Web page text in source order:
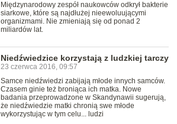
Międzynarodowy zespół naukowców odkrył bakterie
siarkowe, które są najdłużej nieewoluującymi
organizmami. Nie zmieniają się od ponad 2
miliardów lat.
Niedźwiedzice korzystają z ludzkiej tarczy
23 czerwca 2016, 09:57
Samce niedźwiedzi zabijają młode innych samców.
Czasem ginie też broniąca ich matka. Nowe
badania przeprowadzone w Skandynawii sugerują,
że niedźwiedzie matki chronią swe młode
wykorzystując w tym celu... ludzi